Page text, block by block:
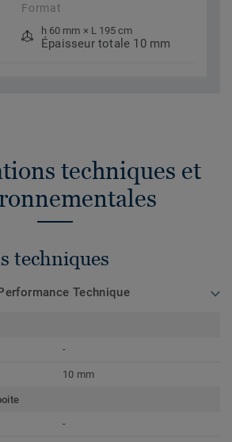
Format
h 60 mm × L 195 cm
Épaisseur totale 10 mm
techniques et
techniques
Technique
-
10 mm
-